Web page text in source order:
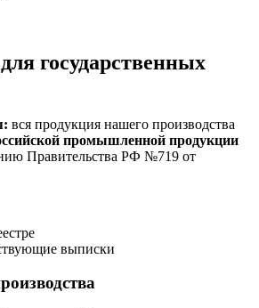
государственных
вся продукция нашего производства
промышленной продукции
Правительства РФ №719 от
выписки